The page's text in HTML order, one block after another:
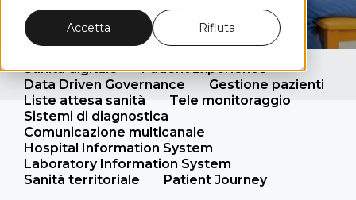
Accetta Rifiuta
Leggi l'articolo
Sanità digitale
Patient Experience
Data Driven Governance
Gestione pazienti
Liste attesa sanità
Tele monitoraggio
Sistemi di diagnostica
Comunicazione multicanale
Hospital Information System
Laboratory Information System
Sanità territoriale
Patient Journey